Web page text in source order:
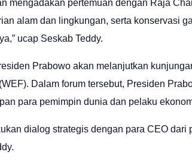
mengadakan pertemuan dengan Raja
alam dan lingkungan, serta konservasi
ucap Seskab Teddy.
Prabowo akan melanjutkan
Dalam forum tersebut, Presiden
para pemimpin dunia dan pelaku
dialog strategis dengan para CEO dari